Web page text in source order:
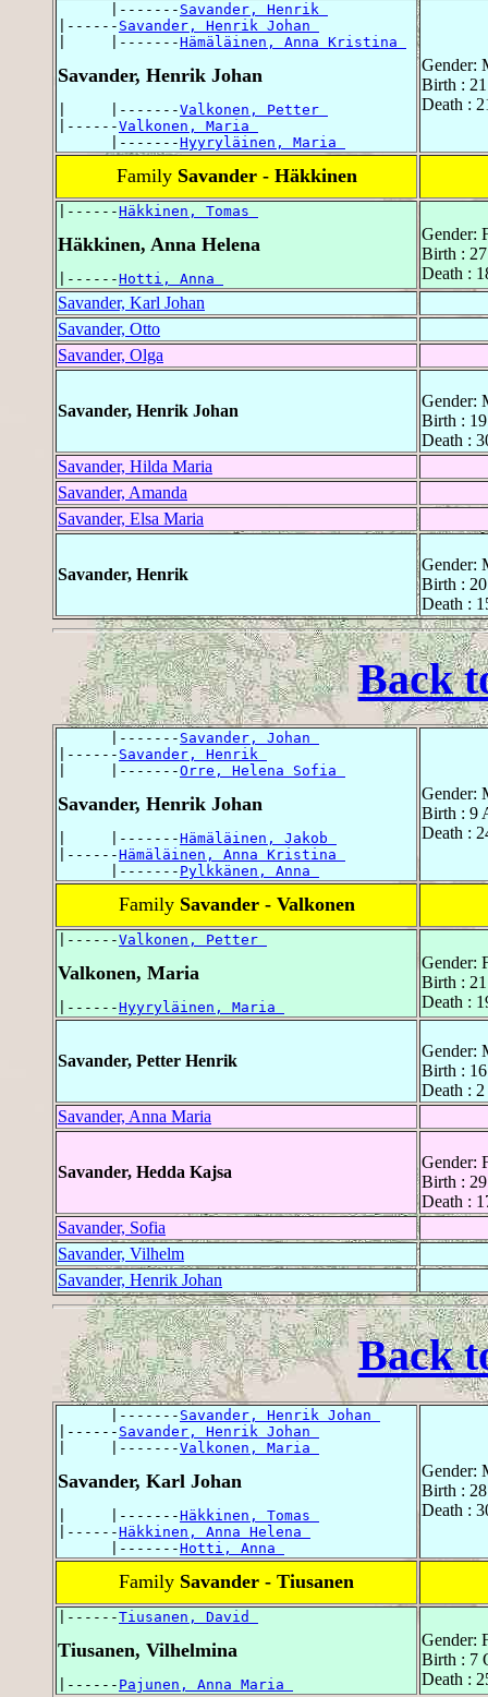
      |-------
Savander, Henrik
|------ Savander, Henrik Johan
|     |-------Hämäläinen, Anna Kristina
Savander, Henrik Johan
|     |-------Valkonen, Petter
|------Valkonen, Maria
      |-------
Hyyryläinen, Maria
Gender:
Birth :
Death :
Family Savander - Häkkinen
|------Häkkinen, Tomas
Häkkinen, Anna Helena
|------Hotti, Anna
Gender:
Birth :
Death :
Savander, Karl Johan
Savander, Otto
Savander, Olga
Savander, Henrik Johan
Gender:
Birth :
Death :
Savander, Hilda Maria
Savander, Amanda
Savander, Elsa Maria
Savander, Henrik
Gender:
Birth :
Death :
Back
      |-------
Savander, Johan
|------ Savander, Henrik
|     |-------Orre, Helena Sofia
Savander, Henrik Johan
|     |-------Hämäläinen, Jakob
|------Hämäläinen, Anna Kristina
      |-------
Pylkkänen, Anna
Gender:
Birth : 9
Death :
Family Savander - Valkonen
|------Valkonen, Petter
Valkonen, Maria
|------Hyyryläinen, Maria
Gender:
Birth :
Death :
Savander, Petter Henrik
Gender:
Birth :
Death :
Savander, Anna Maria
Savander, Hedda Kajsa
Gender:
Birth :
Death :
Savander, Sofia
Savander, Vilhelm
Savander, Henrik Johan
Back
      |-------
Savander, Henrik Johan
|------ Savander, Henrik Johan
|     |-------Valkonen, Maria
Savander, Karl Johan
|     |-------Häkkinen, Tomas
|------Häkkinen, Anna Helena
      |-------
Hotti, Anna
Gender:
Birth :
Death :
Family Savander - Tiusanen
|------Tiusanen, David
Tiusanen, Vilhelmina
|------ Pajunen, Anna Maria
Gender:
Birth : 7
Death :